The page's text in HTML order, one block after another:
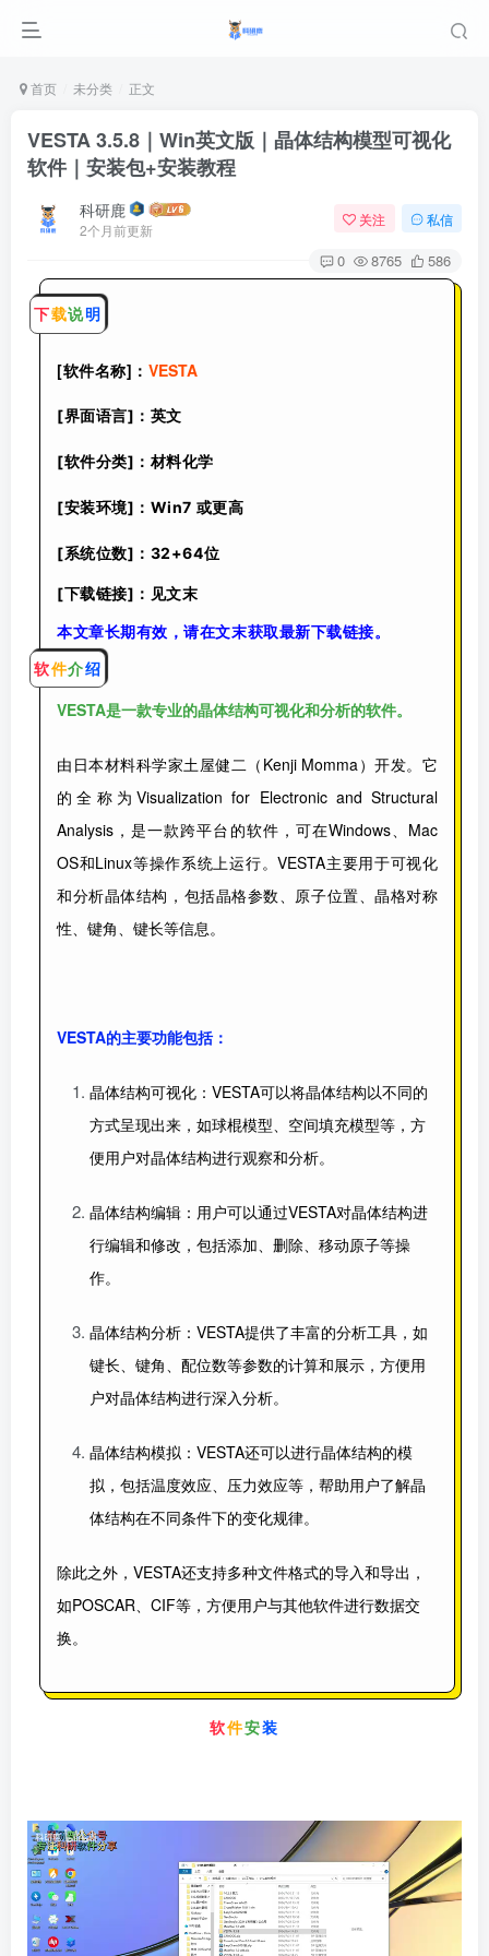
首页 未分类 正文
VESTA 3.5.8｜Win英文版｜晶体结构模型可视化
软件｜安装包+安装教程
科研鹿
2个月前更新
关注 私信
0 8765 586
下载说明
[软件名称]： VESTA
[界面语言]：英文
[软件分类]：材料化学
[安装环境]： Win7 或更高
[系统位数]：32+64位
[下载链接]：见文末
本文章长期有效，请在文末获取最新下载链接。
软件介绍
VESTA是一款专业的晶体结构可视化和分析的软件。
由日本材料科学家土屋健二（Kenji Momma）开发。它
的全称为Visualization for Electronic and Structural
Analysis，是一款跨平台的软件，可在Windows、Mac
OS和Linux等操作系统上运行。VESTA主要用于可视化
和分析晶体结构，包括晶格参数、原子位置、晶格对称
性、键角、键长等信息。
VESTA的主要功能包括：
晶体结构可视化：VESTA可以将晶体结构以不同的
方式呈现出来，如球棍模型、空间填充模型等，方
便用户对晶体结构进行观察和分析。
晶体结构编辑：用户可以通过VESTA对晶体结构进
行编辑和修改，包括添加、删除、移动原子等操
作。
晶体结构分析：VESTA提供了丰富的分析工具，如
键长、键角、配位数等参数的计算和展示，方便用
户对晶体结构进行深入分析。
晶体结构模拟：VESTA还可以进行晶体结构的模
拟，包括温度效应、压力效应等，帮助用户了解晶
体结构在不同条件下的变化规律。
除此之外，VESTA还支持多种文件格式的导入和导出，
如POSCAR、CIF等，方便用户与其他软件进行数据交
换。
软件安装